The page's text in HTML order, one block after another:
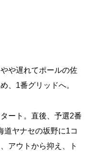
や遅れてポールの佐
、1番グリッドへ。
ート。直後、予選2番
ヤナセの坂野に1コ
アウトから抑え、ト